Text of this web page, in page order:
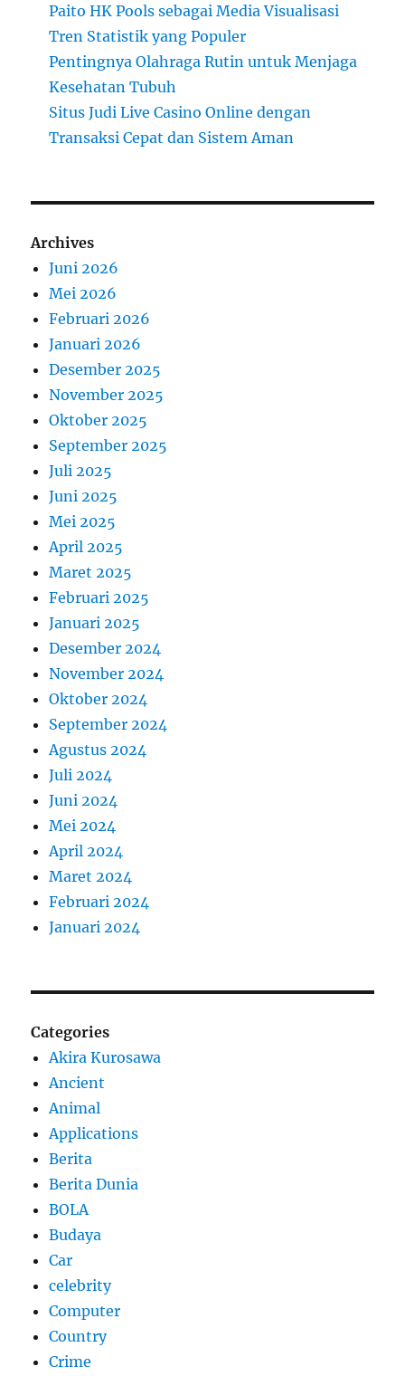
Paito HK Pools sebagai Media Visualisasi
Tren Statistik yang Populer
Pentingnya Olahraga Rutin untuk Menjaga
Kesehatan Tubuh
Situs Judi Live Casino Online dengan
Transaksi Cepat dan Sistem Aman
Archives
Juni 2026
Mei 2026
Februari 2026
Januari 2026
Desember 2025
November 2025
Oktober 2025
September 2025
Juli 2025
Juni 2025
Mei 2025
April 2025
Maret 2025
Februari 2025
Januari 2025
Desember 2024
November 2024
Oktober 2024
September 2024
Agustus 2024
Juli 2024
Juni 2024
Mei 2024
April 2024
Maret 2024
Februari 2024
Januari 2024
Categories
Akira Kurosawa
Ancient
Animal
Applications
Berita
Berita Dunia
BOLA
Budaya
Car
celebrity
Computer
Country
Crime